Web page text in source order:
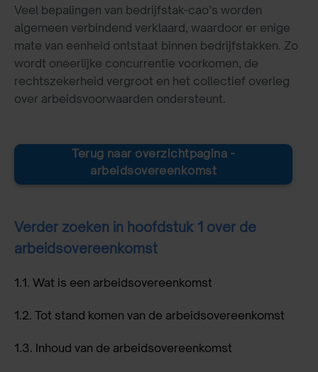
Veel bepalingen van bedrijfstak-cao’s worden
algemeen verbindend verklaard, waardoor er enige
mate van eenheid ontstaat binnen bedrijfstakken. Zo
wordt oneerlijke concurrentie voorkomen, de
rechtszekerheid vergroot en het collectief overleg
over arbeidsvoorwaarden ondersteunt.
Terug naar overzichtpagina -
arbeidsovereenkomst
Verder zoeken in hoofdstuk 1 over de
arbeidsovereenkomst
1.1. Wat is een arbeidsovereenkomst
1.2. Tot stand komen van de arbeidsovereenkomst
1.3. Inhoud van de arbeidsovereenkomst